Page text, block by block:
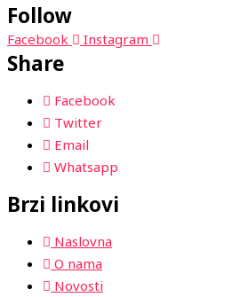
Follow
Facebook Instagram
Share
Facebook
Twitter
Email
Whatsapp
Brzi linkovi
Naslovna
O nama
Novosti